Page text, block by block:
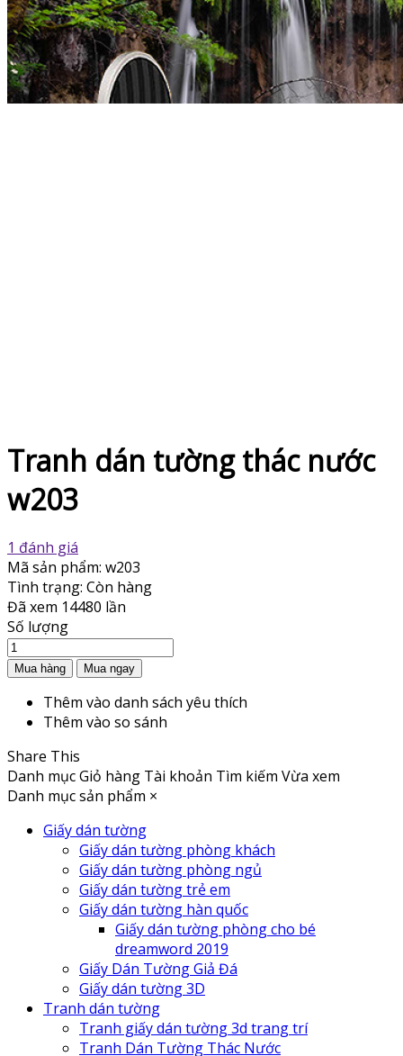
Tranh dán tường thác nước
w203
1 đánh giá
Mã sản phẩm: w203
Tình trạng: Còn hàng
Đã xem 14480 lần
Số lượng
Thêm vào danh sách yêu thích
Thêm vào so sánh
Share This
Danh mụcGiỏ hàng Tài khoản Tìm kiếm Vừa xem
Danh mục sản phẩm ×
Giấy dán tường
Giấy dán tường phòng khách
Giấy dán tường phòng ngủ
Giấy dán tường trẻ em
Giấy dán tường hàn quốc
Giấy dán tường phòng cho bé
dreamword 2019
Giấy Dán Tường Giả Đá
Giấy dán tường 3D
Tranh dán tường
Tranh giấy dán tường 3d trang trí
Tranh Dán Tường Thác Nước